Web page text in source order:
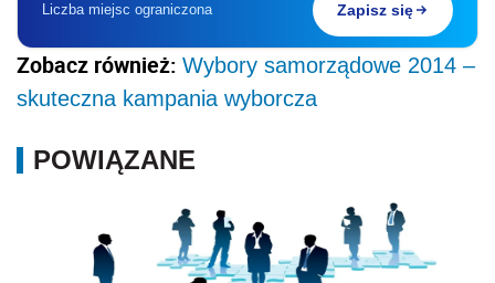
Liczba miejsc ograniczona Zapisz się
Zobacz również: Wybory samorządowe 2014 –
skuteczna kampania wyborcza
POWIĄZANE